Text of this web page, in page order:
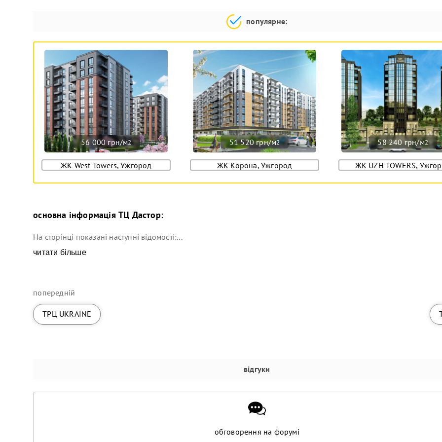
популярне:
56 000 грн/м2
ЖК West Towers, Ужгород
51 520 грн/м2
ЖК Корона, Ужгород
58 240 грн/м2
ЖК UZH TOWERS,
основна інформаціяТЦ Дастор:
На сторінці показані наступні відомості:...
читати більше
попередній
ТРЦ UKRAINE
відгуки
обговорення на форумі